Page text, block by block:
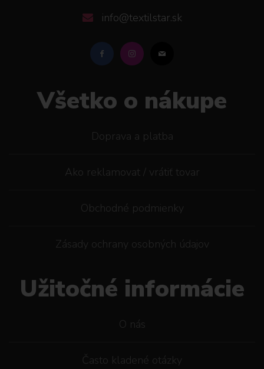
info@textilstar.sk
Všetko o nákupe
Doprava a platba
Ako reklamovat / vrátiť tovar
Obchodné podmienky
Zásady ochrany osobných údajov
Užitočné informácie
O nás
Často kladené otázky